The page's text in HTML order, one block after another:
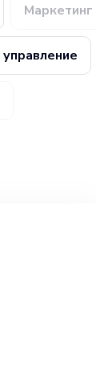
Маркетинг
управление